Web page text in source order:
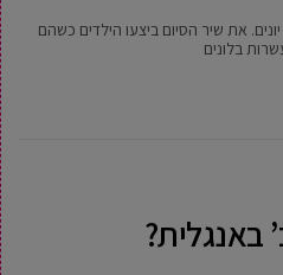
את שיר הסיום ביצעו הילדים כשהם
בלונים
באנגלית?